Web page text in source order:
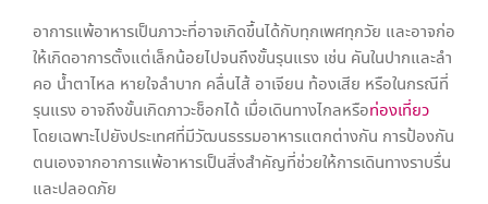
อาการแพ้อาหารเป็นภาวะที่อาจเกิดขึ้นได้กับทุกเพศทุกวัย และอาจก่อ
ให้เกิดอาการตั้งแต่เล็กน้อยไปจนถึงขั้นรุนแรง เช่น คันในปากและลำ
คอ น้ำตาไหล หายใจลำบาก คลื่นไส้ อาเจียน ท้องเสีย หรือในกรณีที่
รุนแรง อาจถึงขั้นเกิดภาวะช็อกได้ เมื่อเดินทางไกลหรือท่องเที่ยว
โดยเฉพาะไปยังประเทศที่มีวัฒนธรรมอาหารแตกต่างกัน การป้องกัน
ตนเองจากอาการแพ้อาหารเป็นสิ่งสำคัญที่ช่วยให้การเดินทางราบรื่น
และปลอดภัย